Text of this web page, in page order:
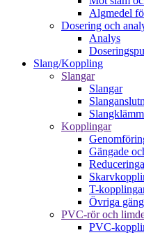
Algmedel
Dosering och
Analys
Slang/Koppling
Slangar
Slangar
Kopplingar
Gängade
T-
Övriga
PVC-rör och
PVC-